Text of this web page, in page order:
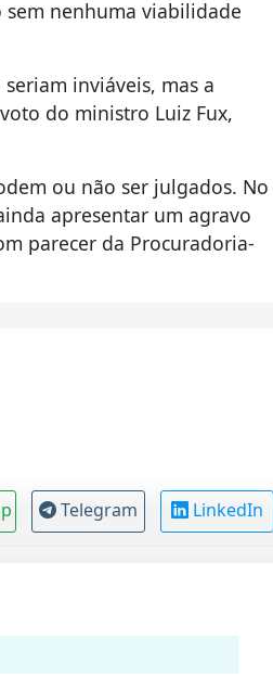
nenhuma viabilidade
inviáveis, mas a
do ministro Luiz Fux,
ou não ser julgados. No
apresentar um agravo
parecer da Procuradoria-
Telegram LinkedIn